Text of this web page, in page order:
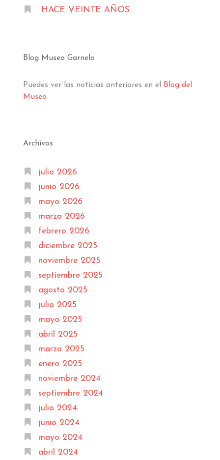
HACE VEINTE AÑOS…
Blog Museo Garnelo
Puedes ver las noticias anteriores en el
Blog del
Museo
Archivos
julio 2026
junio 2026
mayo 2026
marzo 2026
febrero 2026
diciembre 2025
noviembre 2025
septiembre 2025
agosto 2025
julio 2025
mayo 2025
abril 2025
marzo 2025
enero 2025
noviembre 2024
septiembre 2024
julio 2024
junio 2024
mayo 2024
abril 2024